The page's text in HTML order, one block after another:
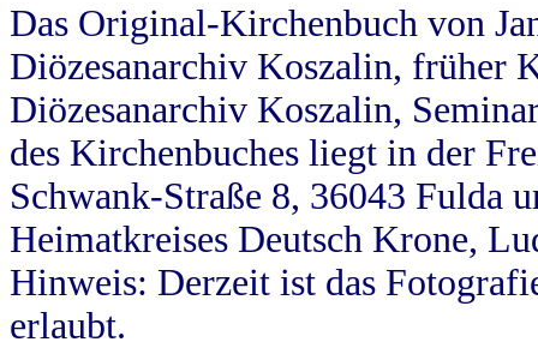
Das Original-Kirchenbuch von
Diözesanarchiv Koszalin, früher
Diözesanarchiv Koszalin,
des Kirchenbuches liegt in der
Schwank-Straße 8, 36043 Fulda
Heimatkreises Deutsch Krone,
Hinweis: Derzeit ist das
erlaubt.